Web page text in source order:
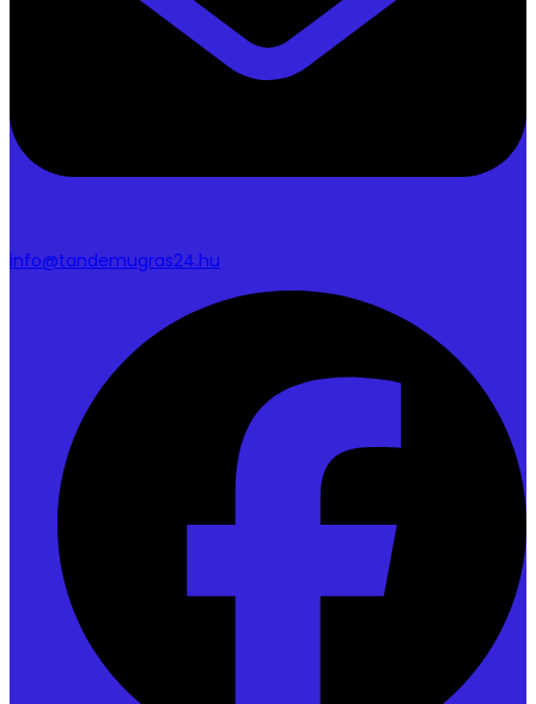
info@tandemugras24.hu